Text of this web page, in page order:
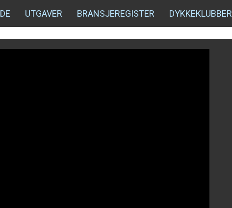
UTGAVER BRANSJEREGISTER DYKKEKLUBBER